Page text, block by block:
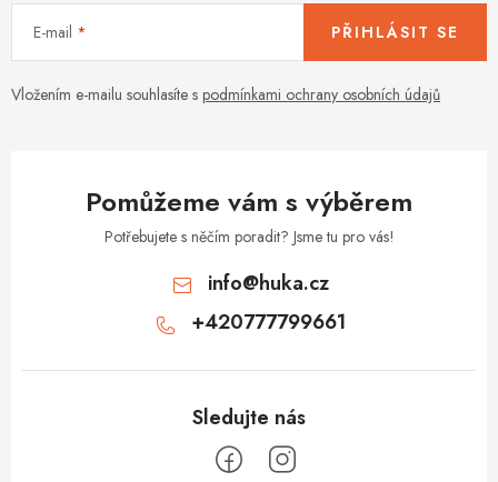
E-mail
Vložením e-mailu souhlasíte s podmínkami ochrany osobních údajů
PŘIHLÁSIT SE
Pomůžeme vám s výběrem
Potřebujete s něčím poradit? Jsme tu pro vás!
info@huka.cz
+420777799661